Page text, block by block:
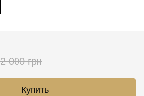
2 000 грн
Купить